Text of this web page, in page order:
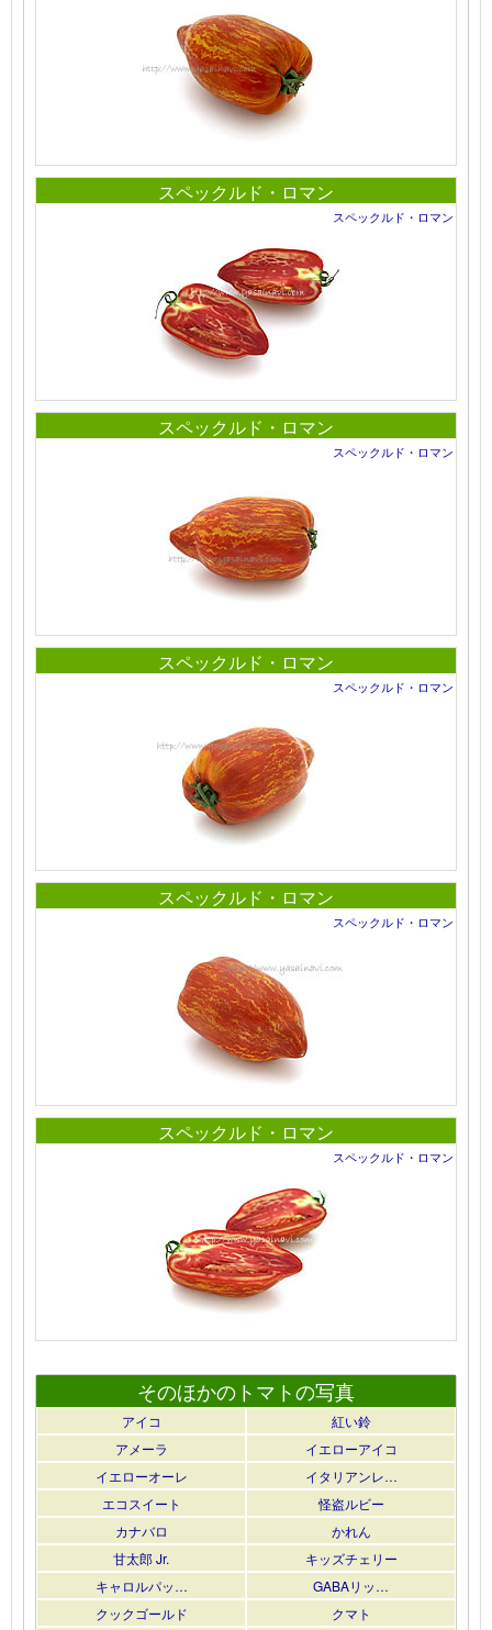
スペックルド・ロマン
スペックルド・ロマン
スペックルド・ロマン
スペックルド・ロマン
スペックルド・ロマン
スペックルド・ロマン
スペックルド・ロマン
スペックルド・ロマン
スペックルド・ロマン
スペックルド・ロマン
そのほかのトマトの写真
アイコ
紅い鈴
アメーラ
イエローアイコ
イエローオーレ
イタリアンレ…
エコスイート
怪盗ルビー
カナバロ
かれん
甘太郎 Jr.
キッズチェリー
キャロルパッ…
GABAリッ…
クックゴールド
クマト